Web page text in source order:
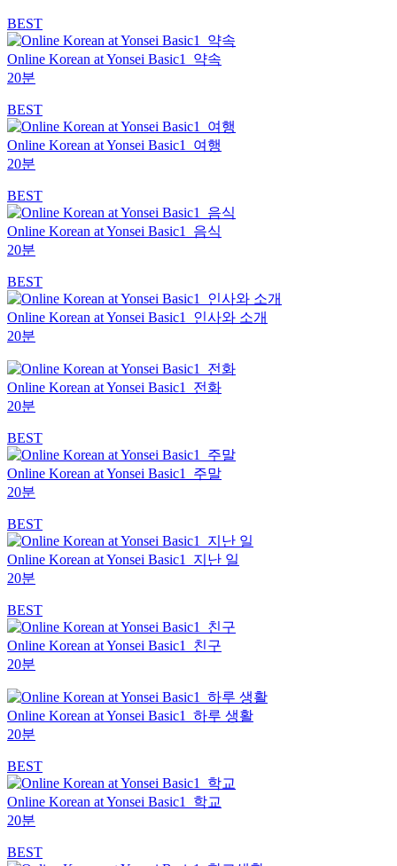
BEST
Online Korean at Yonsei Basic1_약속
20분
BEST
Online Korean at Yonsei Basic1_여행
20분
BEST
Online Korean at Yonsei Basic1_음식
20분
BEST
Online Korean at Yonsei Basic1_인사와 소개
20분
Online Korean at Yonsei Basic1_전화
20분
BEST
Online Korean at Yonsei Basic1_주말
20분
BEST
Online Korean at Yonsei Basic1_지난 일
20분
BEST
Online Korean at Yonsei Basic1_친구
20분
Online Korean at Yonsei Basic1_하루 생활
20분
BEST
Online Korean at Yonsei Basic1_학교
20분
BEST